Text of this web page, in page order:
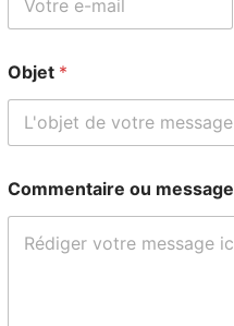
Objet *
Commentaire ou message